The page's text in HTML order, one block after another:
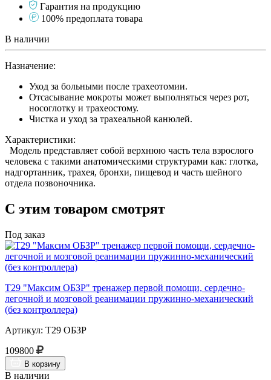
Гарантия на продукцию
100% предоплата товара
В наличии
Назначение:
Уход за больными после трахеотомии.
Отсасывание мокроты может выполняться через рот,
носоглотку и трахеостому.
Чистка и уход за трахеальной канюлей.
Характеристики:
Модель представляет собой верхнюю часть тела взрослого
человека с такими анатомическими структурами как: глотка,
надгортанник, трахея, бронхи, пищевод и часть шейного
отдела позвоночника.
С этим товаром смотрят
Под заказ
Т29 "Максим ОБЗР" тренажер первой помощи, сердечно-
легочной и мозговой реанимации пружинно-механический
(без контроллера)
Артикул: Т29 ОБЗР
109800
В корзину
В наличии